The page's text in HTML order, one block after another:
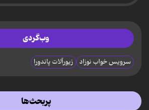
وب‌گردی
سرویس خواب نوزاد زیورآلات پاندورا
پربحث‌ها